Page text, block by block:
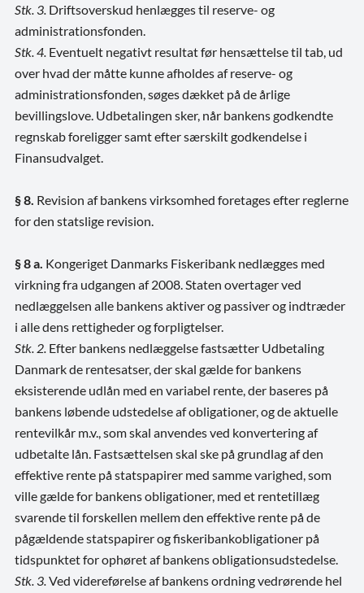
Stk. 3. Driftsoverskud henlægges til reserve- og
administrationsfonden.
Stk. 4. Eventuelt negativt resultat før hensættelse til tab, ud
over hvad der måtte kunne afholdes af reserve- og
administrationsfonden, søges dækket på de årlige
bevillingslove. Udbetalingen sker, når bankens godkendte
regnskab foreligger samt efter særskilt godkendelse i
Finansudvalget.
§ 8. Revision af bankens virksomhed foretages efter reglerne
for den statslige revision.
§ 8 a. Kongeriget Danmarks Fiskeribank nedlægges med
virkning fra udgangen af 2008. Staten overtager ved
nedlæggelsen alle bankens aktiver og passiver og indtræder
i alle dens rettigheder og forpligtelser.
Stk. 2. Efter bankens nedlæggelse fastsætter Udbetaling
Danmark de rentesatser, der skal gælde for bankens
eksisterende udlån med en variabel rente, der baseres på
bankens løbende udstedelse af obligationer, og de aktuelle
rentevilkår m.v., som skal anvendes ved konvertering af
udbetalte lån. Fastsættelsen skal ske på grundlag af den
effektive rente på statspapirer med samme varighed, som
ville gælde for bankens obligationer, med et rentetillæg
svarende til forskellen mellem den effektive rente på de
pågældende statspapirer og fiskeribankobligationer på
tidspunktet for ophøret af bankens obligationsudstedelse.
Stk. 3. Ved videreførelse af bankens ordning vedrørende hel